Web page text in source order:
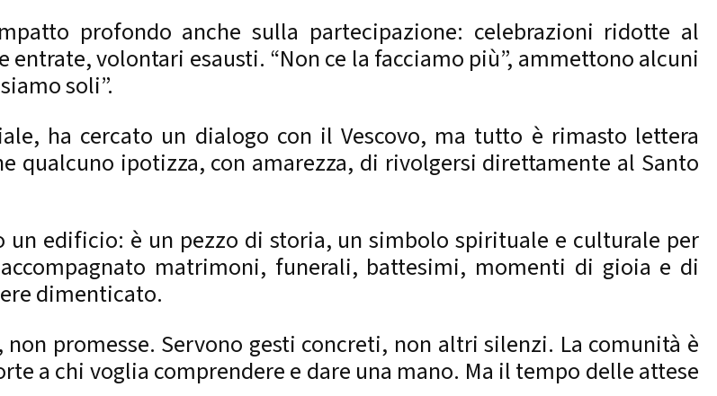
profondo anche sulla partecipazione: celebrazioni ridotte al
volontari esausti. “Non ce la facciamo più”, ammettono alcuni
soli”.
ha cercato un dialogo con il Vescovo, ma tutto è rimasto lettera
qualcuno ipotizza, con amarezza, di rivolgersi direttamente al Santo
un edificio: è un pezzo di storia, un simbolo spirituale e culturale per
matrimoni, funerali, battesimi, momenti di gioia e di
dimenticato.
promesse. Servono gesti concreti, non altri silenzi. La comunità è
a chi voglia comprendere e dare una mano. Ma il tempo delle attese